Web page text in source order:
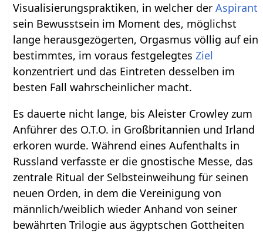
Visualisierungspraktiken, in welcher derAspirant
sein Bewusstsein im Moment des, möglichst
lange herausgezögerten, Orgasmus völlig auf ein
bestimmtes, im voraus festgelegtesZiel
konzentriert und das Eintreten desselben im
besten Fall wahrscheinlicher macht.
Es dauerte nicht lange, bis Aleister Crowley zum
Anführer des O.T.O. in Großbritannien und Irland
erkoren wurde. Während eines Aufenthalts in
Russland verfasste er die gnostische Messe, das
zentrale Ritual der Selbsteinweihung für seinen
neuen Orden, in dem die Vereinigung von
männlich/weiblich wieder Anhand von seiner
bewährten Trilogie aus ägyptschen Gottheiten